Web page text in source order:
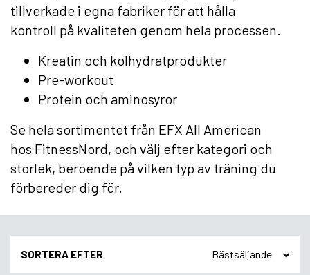
tillverkade i egna fabriker för att hålla
kontroll på kvaliteten genom hela processen.
Kreatin och kolhydratprodukter
Pre-workout
Protein och aminosyror
Se hela sortimentet från EFX All American
hos FitnessNord, och välj efter kategori och
storlek, beroende på vilken typ av träning du
förbereder dig för.
SORTERA EFTER